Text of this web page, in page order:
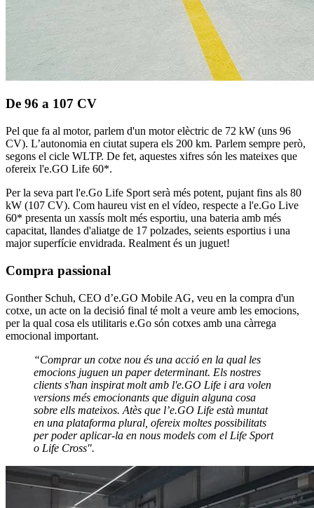
De 96 a 107 CV
Pel que fa al motor, parlem d'un motor elèctric de 72 kW (uns 96
CV). L’autonomia en ciutat supera els 200 km. Parlem sempre però,
segons el cicle WLTP. De fet, aquestes xifres són les mateixes que
ofereix l'e.GO Life 60*.
Per la seva part l'e.Go Life Sport serà més potent, pujant fins als 80
kW (107 CV). Com haureu vist en el vídeo, respecte a l'e.Go Live
60* presenta un xassís molt més esportiu, una bateria amb més
capacitat, llandes d'aliatge de 17 polzades, seients esportius i una
major superfície envidrada. Realment és un juguet!
Compra passional
Gonther Schuh, CEO d’e.GO Mobile AG, veu en la compra d'un
cotxe, un acte on la decisió final té molt a veure amb les emocions,
per la qual cosa els utilitaris e.Go són cotxes amb una càrrega
emocional important.
“Comprar un cotxe nou és una acció en la qual les
emocions juguen un paper determinant. Els nostres
clients s'han inspirat molt amb l'e.GO Life i ara volen
versions més emocionants que diguin alguna cosa
sobre ells mateixos. Atès que l’e.GO Life està muntat
en una plataforma plural, ofereix moltes possibilitats
per poder aplicar-la en nous models com el Life Sport
o Life Cross".